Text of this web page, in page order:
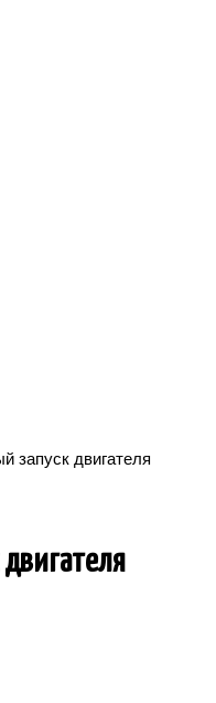
запуск двигателя